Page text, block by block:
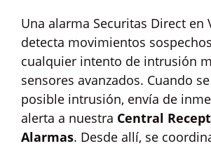
Una alarma Securitas Direct en
detecta movimientos
cualquier intento de intrusión
sensores avanzados. Cuando
posible intrusión, envía de
alerta a nuestra Central
Alarmas. Desde allí, se